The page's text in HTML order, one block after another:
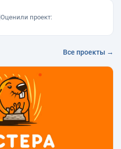
Оценили проект:
Все проекты →